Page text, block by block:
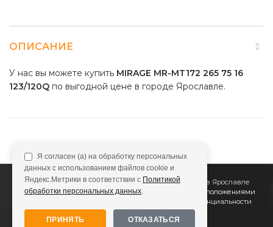
ОПИСАНИЕ
У нас вы можете купить MIRAGE MR-MT172 265 75 16
123/120Q по выгодной цене в городе Ярославле.
2011Все Колёса Интернет-магазин шин и дисков в Ярославле
Сайт не является публичной офертой, определяемой положениями
Политике конфиденциальности
Я согласен (а) на обработку персональных
данных с использованием файлов cookie и
Яндекс.Метрики в соответствии с Политикой
обработки персональных данных.
ПРИНЯТЬ ОТКАЗАТЬСЯ